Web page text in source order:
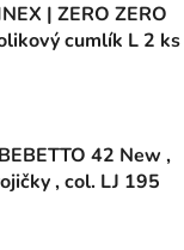
| ZERO ZERO
cumlík L 2 ks
42 New ,
, col. LJ 195